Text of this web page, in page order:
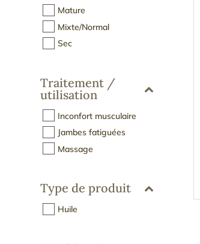
Mature
Mixte/Normal
Sec
Traitement /
utilisation
Inconfort musculaire
Jambes fatiguées
Massage
Type de produit
Huile